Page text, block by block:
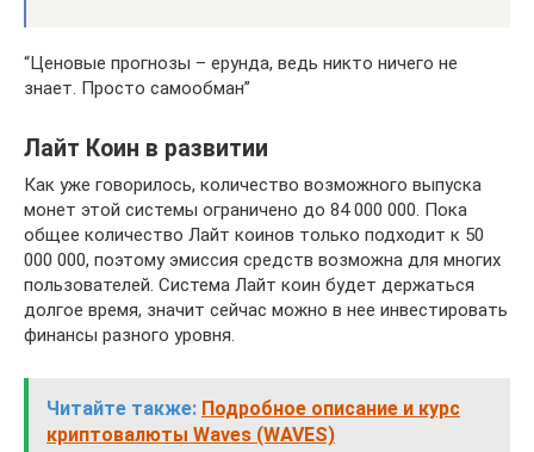
“Ценовые прогнозы – ерунда, ведь никто ничего не
знает. Просто самообман”
Лайт Коин в развитии
Как уже говорилось, количество возможного выпуска
монет этой системы ограничено до 84 000 000. Пока
общее количество Лайт коинов только подходит к 50
000 000, поэтому эмиссия средств возможна для многих
пользователей. Система Лайт коин будет держаться
долгое время, значит сейчас можно в нее инвестировать
финансы разного уровня.
Читайте также: Подробное описание и курс
криптовалюты Waves (WAVES)